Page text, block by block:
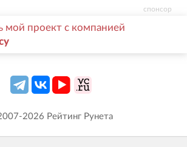
спонсор
мой проект с компанией
2026 Рейтинг Рунета